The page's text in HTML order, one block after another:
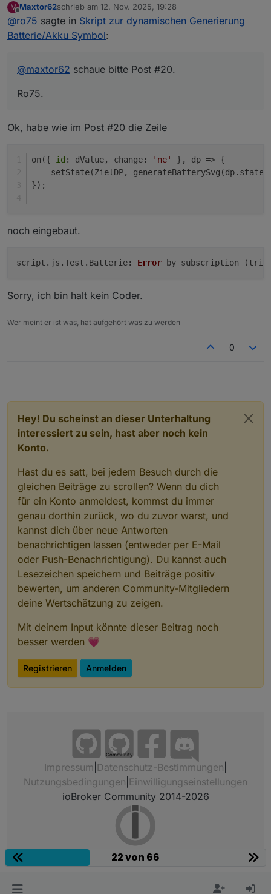
Ro75.
M
Offline
Maxtor62schrieb am 12. Nov. 2025, 19:28
zuletzt editiert von
@ro75 sagte in Skript zur dynamischen Generierung
Batterie/Akku Symbol:
@maxtor62 schaue bitte Post #20.
Ro75.
Ok, habe wie im Post #20 die Zeile
on({ id : dValue, change: 'ne'
}, dp => {
setState(ZielDP,
});
noch eingebaut.
script. js .Test . Batterie: Error by subscription
Sorry, ich bin halt kein Coder.
Wer meint er ist was, hat aufgehört was zu werden
0
Hey! Du scheinst an dieser Unterhaltung
interessiert zu sein, hast aber noch kein
Konto.
Hast du es satt, bei jedem Besuch durch die
gleichen Beiträge zu scrollen? Wenn du dich
für ein Konto anmeldest, kommst du immer
genau dorthin zurück, wo du zuvor warst, und
kannst dich über neue Antworten
benachrichtigen lassen (entweder per E-Mail
oder Push-Benachrichtigung). Du kannst auch
Lesezeichen speichern und Beiträge positiv
bewerten, um anderen Community-Mitgliedern
deine Wertschätzung zu zeigen.
Mit deinem Input könnte dieser Beitrag noch
besser werden 💗
Registrieren Anmelden
Community
Impressum Datenschutz-Bestimmungen
Nutzungsbedingungen Einwilligungseinstellungen
ioBroker Community 2014-2026
22 von 66